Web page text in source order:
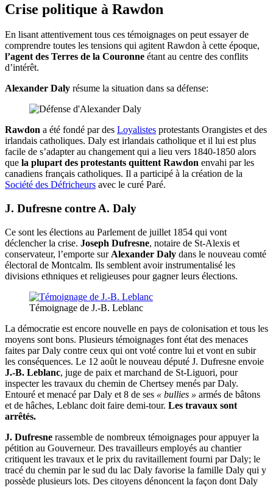
Crise politique à Rawdon
En lisant attentivement tous ces témoignages on peut essayer de
comprendre toutes les tensions qui agitent Rawdon à cette époque,
l’agent des Terres de la Couronne étant au centre des conflits
d’intérêt.
Alexander Daly résume la situation dans sa défense:
Rawdon a été fondé par des Loyalistes protestants Orangistes et des
irlandais catholiques. Daly est irlandais catholique et il lui est plus
facile de s’adapter au changement qui a lieu vers 1840-1850 alors
que la plupart des protestants quittent Rawdon envahi par les
canadiens français catholiques. Il a participé à la création de la
Société des Défricheurs avec le curé Paré.
J. Dufresne contre A. Daly
Ce sont les élections au Parlement de juillet 1854 qui vont
déclencher la crise. Joseph Dufresne, notaire de St-Alexis et
conservateur, l’emporte sur Alexander Daly dans le nouveau comté
électoral de Montcalm. Ils semblent avoir instrumentalisé les
divisions ethniques et religieuses pour gagner leurs élections.
Témoignage de J.-B. Leblanc
La démocratie est encore nouvelle en pays de colonisation et tous les
moyens sont bons. Plusieurs témoignages font état des menaces
faites par Daly contre ceux qui ont voté contre lui et vont en subir
les conséquences. Le 12 août le nouveau député J. Dufresne envoie
J.-B. Leblanc, juge de paix et marchand de St-Liguori, pour
inspecter les travaux du chemin de Chertsey menés par Daly.
Entouré et menacé par Daly et 8 de ses « bullies » armés de bâtons
et de hâches, Leblanc doit faire demi-tour. Les travaux sont
arrêtés.
J. Dufresne rassemble de nombreux témoignages pour appuyer la
pétition au Gouverneur. Des travailleurs employés au chantier
critiquent les travaux et le prix du ravitaillement fourni par Daly; le
tracé du chemin par le sud du lac Daly favorise la famille Daly qui y
possède plusieurs lots. Des citoyens dénoncent la façon dont Daly